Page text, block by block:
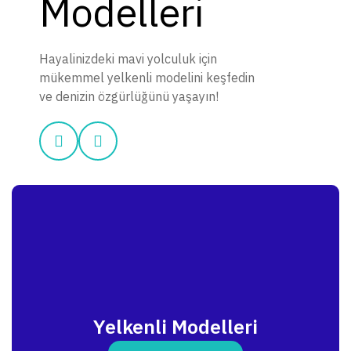
Modelleri
Hayalinizdeki mavi yolculuk için
mükemmel yelkenli modelini keşfedin
ve denizin özgürlüğünü yaşayın!
Yelkenli Modelleri